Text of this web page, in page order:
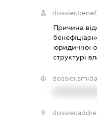
Причина
юридичної
структурі